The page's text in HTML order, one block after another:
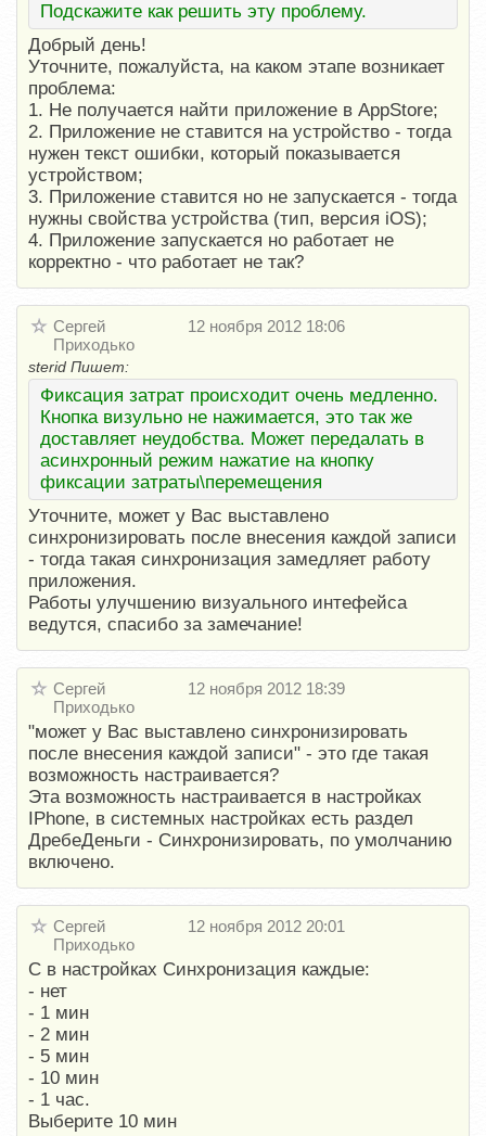
Подскажите как решить эту проблему.
Добрый день!
Уточните, пожалуйста, на каком этапе возникает
проблема:
1. Не получается найти приложение в AppStore;
2. Приложение не ставится на устройство - тогда
нужен текст ошибки, который показывается
устройством;
3. Приложение ставится но не запускается - тогда
нужны свойства устройства (тип, версия iOS);
4. Приложение запускается но работает не
корректно - что работает не так?
Сергей
Приходько
12 ноября 2012 18:06
sterid Пишет:
Фиксация затрат происходит очень медленно.
Кнопка визульно не нажимается, это так же
доставляет неудобства. Может передалать в
асинхронный режим нажатие на кнопку
фиксации затраты\перемещения
Уточните, может у Вас выставлено
синхронизировать после внесения каждой записи
- тогда такая синхронизация замедляет работу
приложения.
Работы улучшению визуального интефейса
ведутся, спасибо за замечание!
Сергей
Приходько
12 ноября 2012 18:39
"может у Вас выставлено синхронизировать
после внесения каждой записи" - это где такая
возможность настраивается?
Эта возможность настраивается в настройках
IPhone, в системных настройках есть раздел
ДребеДеньги - Синхронизировать, по умолчанию
включено.
Сергей
Приходько
12 ноября 2012 20:01
С в настройках Синхронизация каждые:
- нет
- 1 мин
- 2 мин
- 5 мин
- 10 мин
- 1 час.
Выберите 10 мин